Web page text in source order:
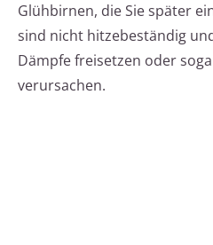
Glühbirnen, die Sie später
sind nicht hitzebeständig
Dämpfe freisetzen oder
verursachen.